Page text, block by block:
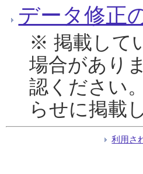
データ修正
※ 掲載して
場合があり
認ください
らせに掲載
利用さ